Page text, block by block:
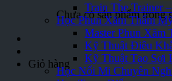
Chưa có sản phẩm trong
Giỏ hàng
Train The Trainer
Học Phun Xăm Thẩm
Master Phun Xăm
Kỹ Thuật Điêu
Kỹ Thuật Tạo Sợi
Học Nối Mi Chuyên